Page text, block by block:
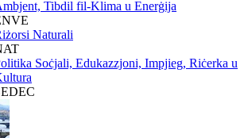
Tibdil fil-Klima u Enerġija
Naturali
Soċjali, Edukazzjoni, Impjieg, Riċerka u